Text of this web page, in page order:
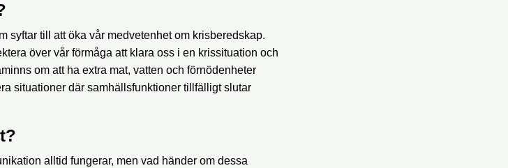
syftar till att öka vår medvetenhet om krisberedskap.
över vår förmåga att klara oss i en krissituation och
om att ha extra mat, vatten och förnödenheter
situationer där samhällsfunktioner tillfälligt slutar
alltid fungerar, men vad händer om dessa